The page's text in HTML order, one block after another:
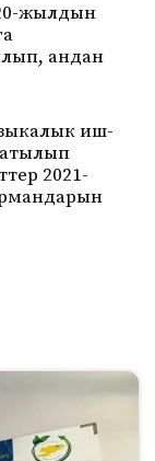
жылдын
андан
иш-
2021-